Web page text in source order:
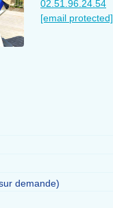
02.51.96.24.54
[email protected]
demande)